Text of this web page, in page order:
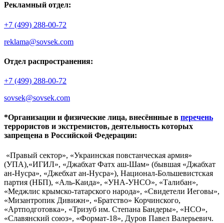
Рекламный отдел:
+7 (499) 288-00-72
reklama@sovsek.com
Отдел распространения:
+7 (499) 288-00-72
sovsek@sovsek.com
*Организации и физические лица, внесённные в перечень
террористов и экстремистов, деятельность которых
запрещена в Российской Федерации:
«Правый сектор», «Украинская повстанческая армия»
(УПА),«ИГИЛ», «Джабхат Фатх аш-Шам» (бывшая «Джабхат
ан-Нусра», «Джебхат ан-Нусра»), Национал-Большевистская
партия (НБП), «Аль-Каида», «УНА-УНСО», «Талибан»,
«Меджлис крымско-татарского народа», «Свидетели Иеговы»,
«Мизантропик Дивижн», «Братство» Корчинского,
«Артподготовка», «Тризуб им. Степана Бандеры», «НСО»,
«Славянский союз», «Формат-18», Дуров Павел Валерьевич.